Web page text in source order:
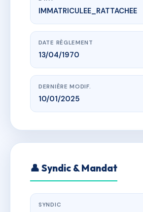
www.vme.plus/AC6609937
copropriété LENOIR
Flers 61100
IMMATRICULEE_RATTACHEE
DATE RÈGLEMENT
13/04/1970
DERNIÈRE MODIF.
10/01/2025
👤 Syndic & Mandat
SYNDIC